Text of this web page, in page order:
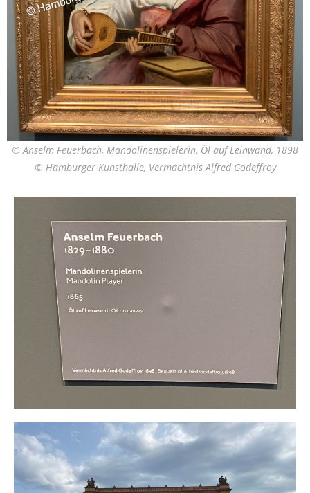
© Anselm Feuerbach, Mandolinenspielerin, Öl auf Leinwand, 1898
© Hamburger Kunsthalle, Vermächtnis Alfred Godeffroy